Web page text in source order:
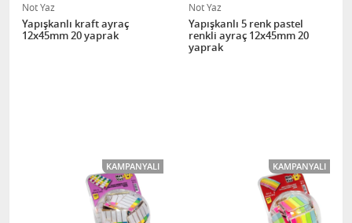
Not Yaz
Yapışkanlı kraft ayraç
12x45mm 20 yaprak
Not Yaz
Yapışkanlı 5 renk pastel
renkli ayraç 12x45mm 20
yaprak
KAMPANYALI KAMPANYALI